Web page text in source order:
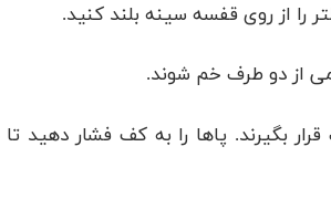
را از روی قفسه سینه بلند کنید.
کمی از دو طرف خم شوند.
بگیرند. پاها را به کف فشار دهید تا